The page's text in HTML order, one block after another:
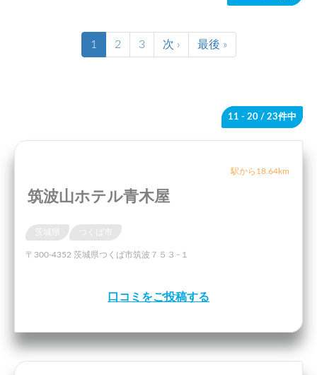
1 2 3 次 › 最後 »
11 - 20 / 23件中
駅から18.64km
筑波山ホテル青木屋
つくば市
〒300-4352 茨城県つくば市筑波７５３−１
口コミをご投稿する